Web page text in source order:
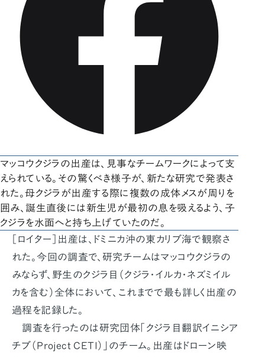
マッコウクジラの出産は、見事なチームワークによって支
えられている。その驚くべき様子が、新たな研究で発表さ
れた。母クジラが出産する際に複数の成体メスが周りを
囲み、誕生直後には新生児が最初の息を吸えるよう、子
クジラを水面へと持ち上げていたのだ。
［ロイター］出産は、ドミニカ沖の東カリブ海で観察さ
れた。今回の調査で、研究チームはマッコウクジラの
みならず、野生のクジラ目（クジラ・イルカ・ネズミイル
カを含む）全体において、これまでで最も詳しく出産の
過程を記録した。
調査を行ったのは研究団体「クジラ目翻訳イニシア
チブ（Project CETI）」のチーム。出産はドローン映